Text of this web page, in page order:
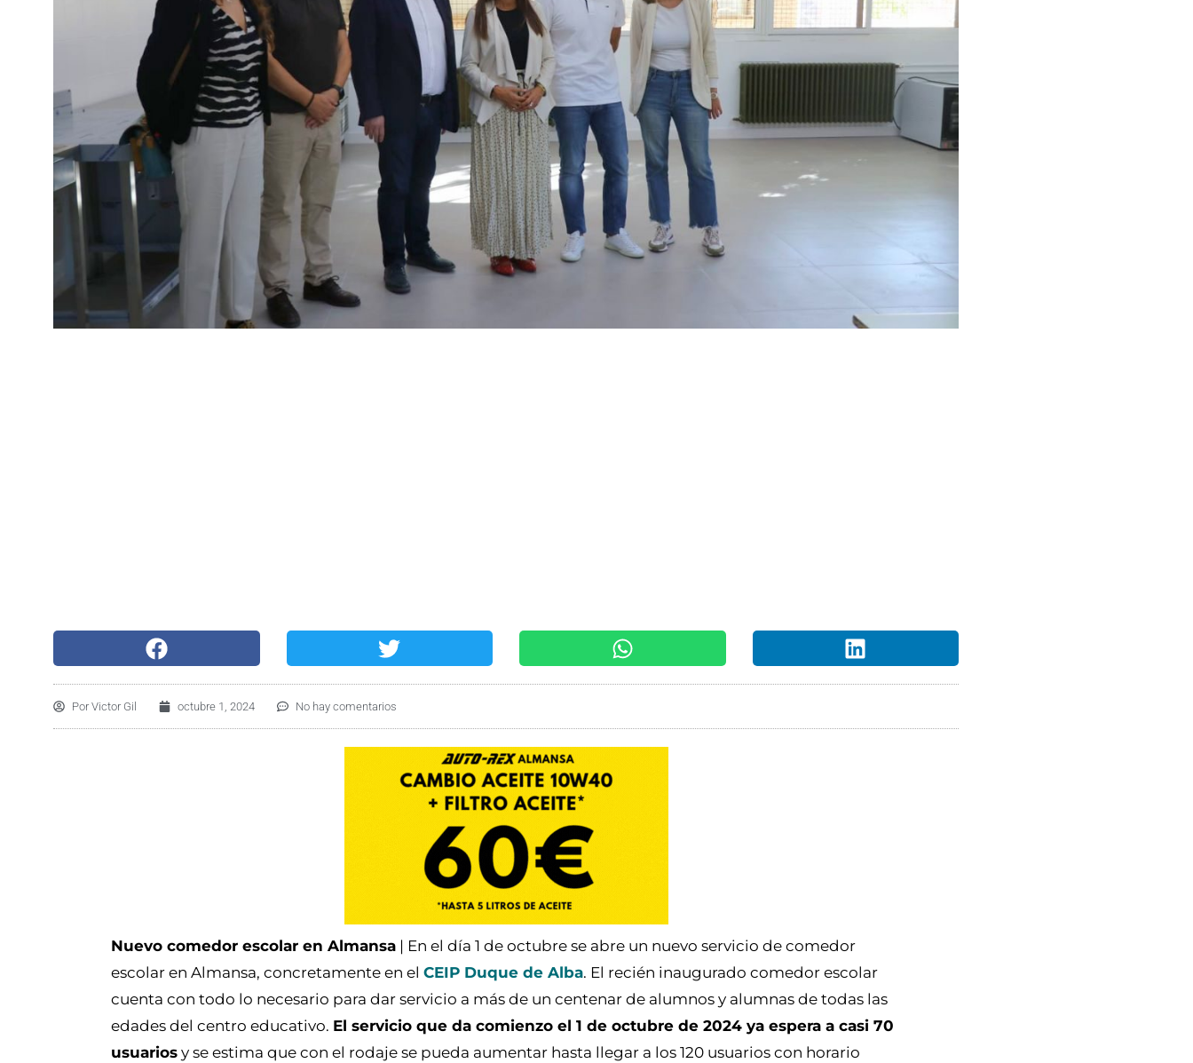
Por Victor Gil octubre 1, 2024 No hay comentarios
Nuevo comedor escolar en Almansa | En el día 1 de octubre se abre un nuevo servicio de comedor
escolar en Almansa, concretamente en el CEIP Duque de Alba. El recién inaugurado comedor escolar
cuenta con todo lo necesario para dar servicio a más de un centenar de alumnos y alumnas de todas las
edades del centro educativo. El servicio que da comienzo el 1 de octubre de 2024 ya espera a casi 70
usuarios y se estima que con el rodaje se pueda aumentar hasta llegar a los 120 usuarios con horario